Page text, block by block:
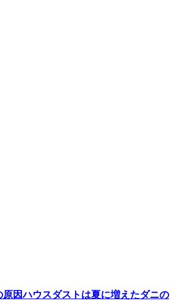
因ハウスダストは夏に増えたダニの